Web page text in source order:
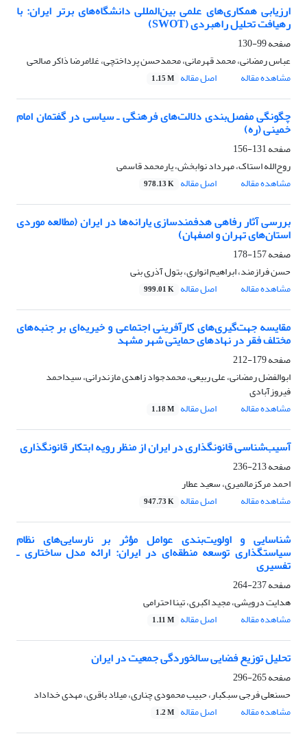
ارزیابی همکاری‌های علمی بین‌المللی دانشگاه‌های برتر ایران: با
رهیافت تحلیل راهبردی (SWOT)
صفحه99-130
عباس رمضانی، محمد قهرمانی، محمدحسن پرداختچی، غلامرضا ذاکر صالحی
مشاهده مقاله
اصل مقاله 1.15 M
چگونگی مفصل‌بندی دلالت‌های فرهنگی ـ سیاسی در گفتمان امام
خمینی (ره)
صفحه131-156
روح‌الله استاک، مهرداد نوابخش، یارمحمد قاسمی
مشاهده مقاله
اصل مقاله 978.13 K
بررسی آثار رفاهی هدفمندسازی یارانه‌ها در ایران (مطالعه موردی
استان‌های تهران و اصفهان)
صفحه157-178
حسن فرازمند، ابراهیم انواری، بتول آذری بنی
مشاهده مقاله
اصل مقاله 999.01 K
مقایسه جهت‌گیری‌های کارآفرینی اجتماعی و خیریه‌ای بر جنبه‌های
مختلف فقر در نهادهای حمایتی شهر مشهد
صفحه179-212
ابوالفضل رمضانی، علی ربیعی، محمدجواد زاهدی مازندرانی، سیداحمد
فیروزآبادی
مشاهده مقاله
اصل مقاله 1.18 M
آسیب‌شناسی قانونگذاری در ایران از منظر رویه‌ ابتکار قانونگذاری
صفحه213-236
احمد مرکزمالمیری، سعید عطار
مشاهده مقاله
اصل مقاله 947.73 K
شناسایی و اولویت‌بندی عوامل مؤثر بر نارسایی‌های نظام
سیاستگذاری توسعه منطقه‌ای در ایران: ارائه مدل ساختاری ـ
تفسیری
صفحه237-264
هدایت درویشی، مجید اکبری، تینا احترامی
مشاهده مقاله
اصل مقاله 1.11 M
تحلیل توزیع فضایی سالخوردگی جمعیت در ایران
صفحه265-296
حسنعلی فرجی سبکبار، حبیب محمودی چناری، میلاد باقری، مهدی خداداد
مشاهده مقاله
اصل مقاله 1.2 M